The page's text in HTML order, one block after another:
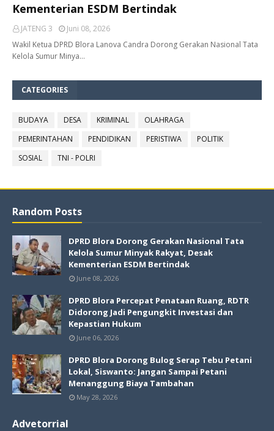
Kementerian ESDM Bertindak
JATENG 3
Juni 08, 2026
Wakil Ketua DPRD Blora Lanova Candra Dorong Gerakan Nasional Tata
Kelola Sumur Minya…
CATEGORIES
BUDAYA DESA KRIMINAL
OLAHRAGA
PEMERINTAHAN
PENDIDIKAN PERISTIWA
POLITIK
SOSIAL
TNI - POLRI
Random Posts
DPRD Blora Dorong Gerakan Nasional Tata
Kelola Sumur Minyak Rakyat, Desak
Kementerian ESDM Bertindak
June 08, 2026
DPRD Blora Percepat Penataan Ruang, RDTR
Didorong Jadi Pengungkit Investasi dan
Kepastian Hukum
June 06, 2026
DPRD Blora Dorong Bulog Serap Tebu Petani
Lokal, Siswanto: Jangan Sampai Petani
Menanggung Biaya Tambahan
May 28, 2026
Advetorrial